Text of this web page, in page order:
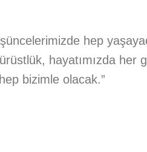
hep
hayatımızda her
bizimle olacak.”